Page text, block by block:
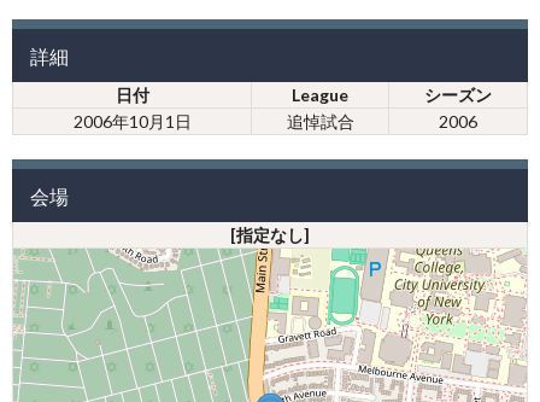
詳細
日付 League
シーズン
2006年10月1日
追悼試合 2006
会場
[指定なし]